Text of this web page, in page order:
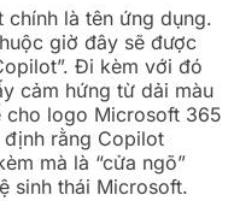
chính là tên ứng dụng.
giờ đây sẽ được
Đi kèm với đó
cảm hứng từ dải màu
cho logo Microsoft 365
định rằng Copilot
mà là “cửa ngõ”
sinh thái Microsoft.